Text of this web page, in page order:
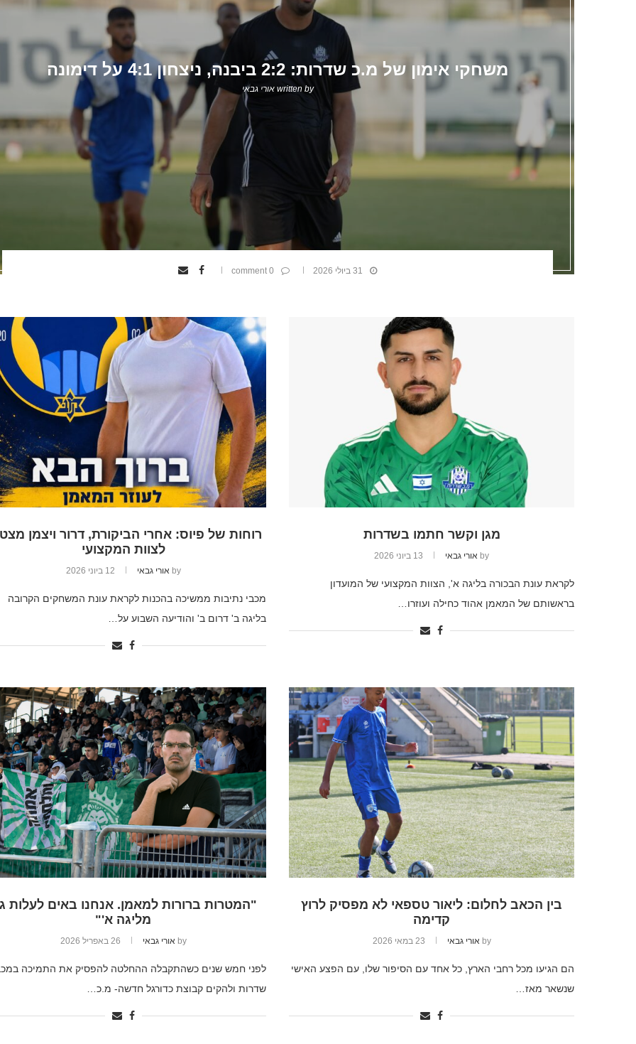
משחקי אימון של מ.כ שדרות: 2:2 ביבנה, ניצחון 4:1 על דימונה
written by אורי גבאי
31 ביולי 2026 0 comment
מגן וקשר חתמו בשדרות
by אורי גבאי 13 ביוני 2026
לקראת עונת הבכורה בליגה א', הצוות המקצועי של המועדון
בראשותם של המאמן אהוד כחילה ועוזרו…
רוחות של פיוס: אחרי הביקורת, דרור ויצמן
לצוות המקצועי
by אורי גבאי 12 ביוני 2026
מכבי נתיבות ממשיכה בהכנות לקראת עונת המשחקים הקרובה
בליגה ב' דרום ב' והודיעה השבוע על…
בין הכאב לחלום: ליאור טספאי לא מפסיק לרוץ
קדימה
by אורי גבאי 23 במאי 2026
הם הגיעו מכל רחבי הארץ, כל אחד עם הסיפור שלו, עם הפצע האישי
שנשאר מאז…
"המטרות ברורות למאמן. אנחנו באים לעלות
מליגה א'"
by אורי גבאי 26 באפריל 2026
לפני חמש שנים כשהתקבלה ההחלטה להפסיק את התמיכה
שדרות ולהקים קבוצת כדורגל חדשה- מ.כ…